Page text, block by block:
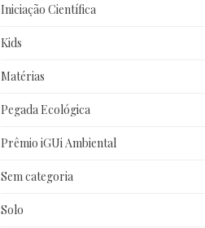
Iniciação Científica
Kids
Matérias
Pegada Ecológica
Prêmio iGUi Ambiental
Sem categoria
Solo